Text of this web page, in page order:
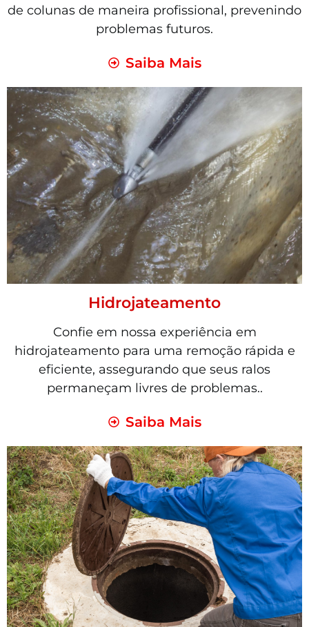
de colunas de maneira profissional, prevenindo
problemas futuros.
Saiba Mais
Hidrojateamento
Confie em nossa experiência em
hidrojateamento para uma remoção rápida e
eficiente, assegurando que seus ralos
permaneçam livres de problemas..
Saiba Mais